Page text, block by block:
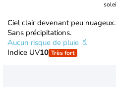
Ciel clair devenant peu nuageux.
Sans précipitations.
Aucun risque de pluie
Indice UV10 Très fort